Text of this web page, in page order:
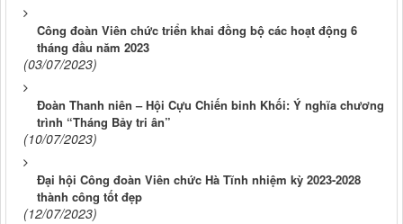
Công đoàn Viên chức triển khai đồng bộ các hoạt động 6
tháng đầu năm 2023
(03/07/2023)
Đoàn Thanh niên – Hội Cựu Chiến binh Khối: Ý nghĩa chương
trình “Tháng Bảy tri ân”
(10/07/2023)
Đại hội Công đoàn Viên chức Hà Tĩnh nhiệm kỳ 2023-2028
thành công tốt đẹp
(12/07/2023)